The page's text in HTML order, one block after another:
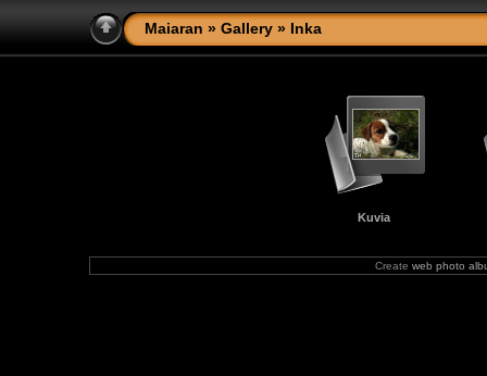
Maiaran » Gallery » Inka
Kuvia
Create web photo